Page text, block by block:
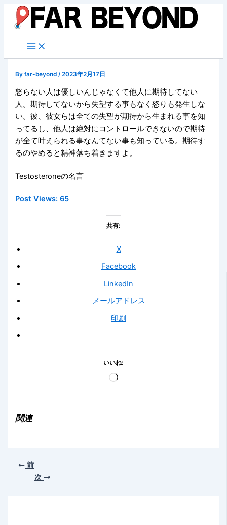
キ
Byfar-beyond/2023年2月17日
怒らない人は優しいんじゃなくて他人に期待してない
人。期待してないから失望する事もなく怒りも発生しな
い。彼、彼女らは全ての失望が期待から生まれる事を知
ってるし、他人は絶対にコントロールできないので期待
が全て叶えられる事なんてない事も知っている。期待す
るのやめると精神落ち着きますよ。
Testosteroneの名言
Post Views: 65
共有:
X
Facebook
LinkedIn
メールアドレス
印刷
いいね:
読
関連
前
次